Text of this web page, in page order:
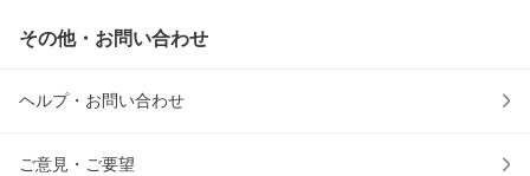
その他・お問い合わせ
ヘルプ・お問い合わせ
ご意見・ご要望